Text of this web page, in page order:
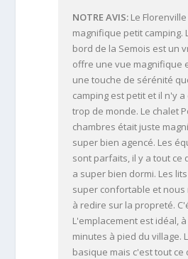
NOTRE AVIS Le
magnifique petit camping.
bord de la Semois est un
offre une vue magnifique
une touche de sérénité
camping est petit et il n'y a
trop de monde. Le chalet
chambres était juste
super bien agencé. Les
sont parfaits, il y a tout ce
a super bien dormi. Les
super confortable et nous
à redire sur la propreté.
L'emplacement est idéal,
minutes à pied du village.
basique mais c'est tout ce